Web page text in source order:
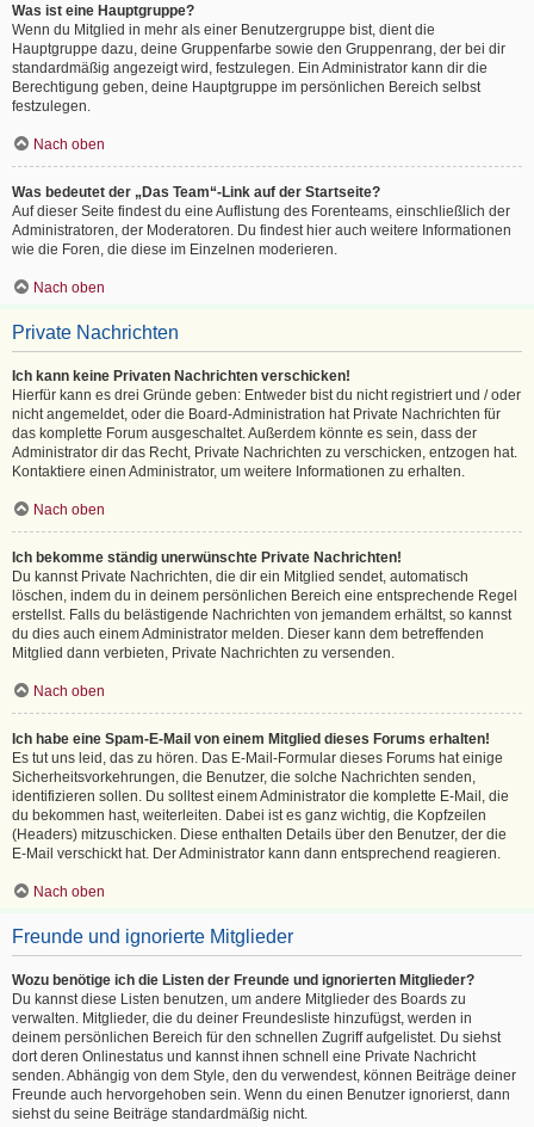
Was ist eine Hauptgruppe?
Wenn du Mitglied in mehr als einer Benutzergruppe bist, dient die
Hauptgruppe dazu, deine Gruppenfarbe sowie den Gruppenrang, der bei dir
standardmäßig angezeigt wird, festzulegen. Ein Administrator kann dir die
Berechtigung geben, deine Hauptgruppe im persönlichen Bereich selbst
festzulegen.
Nach oben
Was bedeutet der „Das Team“-Link auf der Startseite?
Auf dieser Seite findest du eine Auflistung des Forenteams, einschließlich der
Administratoren, der Moderatoren. Du findest hier auch weitere Informationen
wie die Foren, die diese im Einzelnen moderieren.
Nach oben
Private Nachrichten
Ich kann keine Privaten Nachrichten verschicken!
Hierfür kann es drei Gründe geben: Entweder bist du nicht registriert und / oder
nicht angemeldet, oder die Board-Administration hat Private Nachrichten für
das komplette Forum ausgeschaltet. Außerdem könnte es sein, dass der
Administrator dir das Recht, Private Nachrichten zu verschicken, entzogen hat.
Kontaktiere einen Administrator, um weitere Informationen zu erhalten.
Nach oben
Ich bekomme ständig unerwünschte Private Nachrichten!
Du kannst Private Nachrichten, die dir ein Mitglied sendet, automatisch
löschen, indem du in deinem persönlichen Bereich eine entsprechende Regel
erstellst. Falls du belästigende Nachrichten von jemandem erhältst, so kannst
du dies auch einem Administrator melden. Dieser kann dem betreffenden
Mitglied dann verbieten, Private Nachrichten zu versenden.
Nach oben
Ich habe eine Spam-E-Mail von einem Mitglied dieses Forums erhalten!
Es tut uns leid, das zu hören. Das E-Mail-Formular dieses Forums hat einige
Sicherheitsvorkehrungen, die Benutzer, die solche Nachrichten senden,
identifizieren sollen. Du solltest einem Administrator die komplette E-Mail, die
du bekommen hast, weiterleiten. Dabei ist es ganz wichtig, die Kopfzeilen
(Headers) mitzuschicken. Diese enthalten Details über den Benutzer, der die
E-Mail verschickt hat. Der Administrator kann dann entsprechend reagieren.
Nach oben
Freunde und ignorierte Mitglieder
Wozu benötige ich die Listen der Freunde und ignorierten Mitglieder?
Du kannst diese Listen benutzen, um andere Mitglieder des Boards zu
verwalten. Mitglieder, die du deiner Freundesliste hinzufügst, werden in
deinem persönlichen Bereich für den schnellen Zugriff aufgelistet. Du siehst
dort deren Onlinestatus und kannst ihnen schnell eine Private Nachricht
senden. Abhängig von dem Style, den du verwendest, können Beiträge deiner
Freunde auch hervorgehoben sein. Wenn du einen Benutzer ignorierst, dann
siehst du seine Beiträge standardmäßig nicht.